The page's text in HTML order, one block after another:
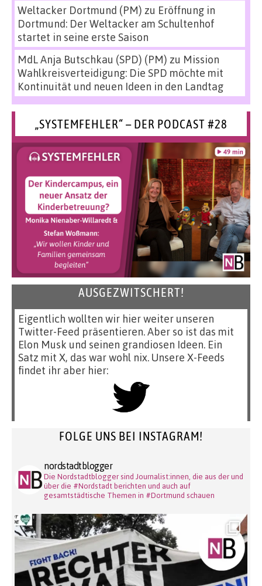
Weltacker Dortmund (PM) zu Eröffnung in
Dortmund: Der Weltacker am Schultenhof
startet in seine erste Saison
MdL Anja Butschkau (SPD) (PM) zu Mission
Wahlkreisverteidigung: Die SPD möchte mit
Kontinuität und neuen Ideen in den Landtag
„SYSTEMFEHLER“ – DER PODCAST #28
AUSGEZWITSCHERT!
Eigentlich wollten wir hier weiter unseren
Twitter-Feed präsentieren. Aber so ist das mit
Elon Musk und seinen grandiosen Ideen. Ein
Satz mit X, das war wohl nix. Unsere X-Feeds
findet ihr aber hier:
FOLGE UNS BEI INSTAGRAM!
nordstadtblogger
Die Nordstadtblogger sind Journalist:innen, die aus der und
über die #Nordstadt berichten und auch auf
gesamtstädtische Themen in #Dortmund schauen